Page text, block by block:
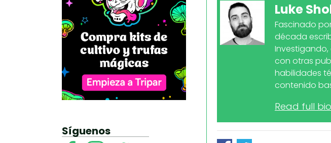
Síguenos
Luke
Fascinado
década
con otras
habilidades
contenido
Read full bio